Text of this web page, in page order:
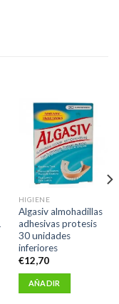
HIGIENE
Algasiv almohadillas
adhesivas protesis
30 unidades
inferiores
€12,70
AÑADIR